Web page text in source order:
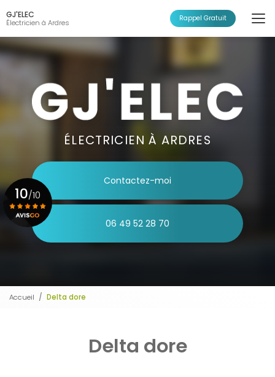
au
contenu
principal
GJ'ELEC
Électricien à Ardres Rappel Gratuit
ÉLECTRICIEN À ARDRES
Contactez-moi
06 49 52 28 70
10/10
Voir le certificat
Accueil Delta dore
Delta dore